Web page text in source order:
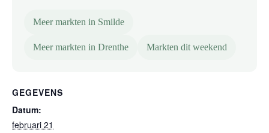
Meer markten in Smilde
Meer markten in Drenthe Markten dit weekend
GEGEVENS
Datum:
februari 21